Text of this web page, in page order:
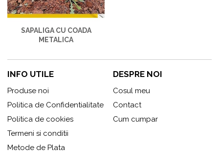
SAPALIGA CU COADA
METALICA
INFO UTILE
Produse noi
Politica de Confidentialitate
Politica de cookies
Termeni si conditii
Metode de Plata
DESPRE NOI
Cosul meu
Contact
Cum cumpar